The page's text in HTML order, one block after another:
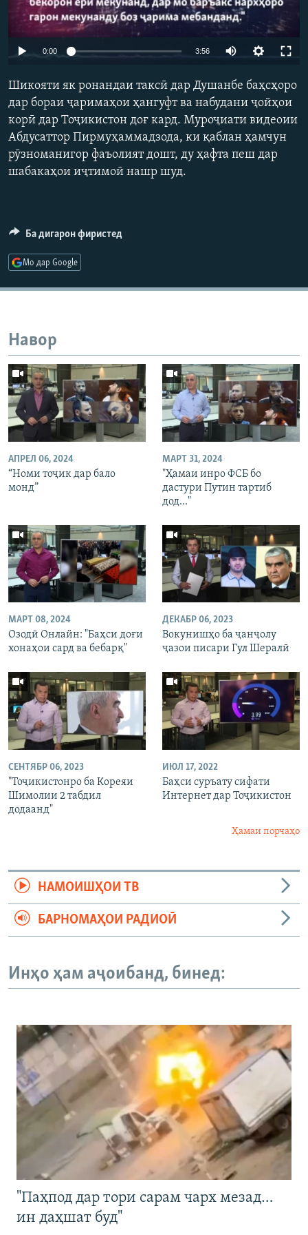
ГУЗОРИШҲОИ РАДИОӢ
Русский
Ҳамаи сомонаҳои RFE/RL
Auto 240p 360p
1080p
0:00 3:56
480p
720p
Шикояти як ронандаи таксӣ дар Душанбе баҳсҳоро
дар бораи ҷаримаҳои ҳангуфт ва набудани ҷойҳои
корӣ дар Тоҷикистон доғ кард. Муроҷиати видеоии
Абдусаттор Пирмуҳаммадзода, ки қаблан ҳамчун
рӯзноманигор фаъолият дошт, ду ҳафта пеш дар
шабакаҳои иҷтимоӣ нашр шуд.
Ба дигарон фиристед
Мо дар Google
Навор
АПРЕЛ 06, 2024
“Номи тоҷик дар бало
монд”
МАРТ 31, 2024
"Ҳамаи инро ФСБ бо
дастури Путин тартиб
дод..."
МАРТ 08, 2024
Озодӣ Онлайн: "Баҳси доғи
хонаҳои сард ва бебарқ"
ДЕКАБР 06, 2023
Вокунишҳо ба ҷанҷолу
ҷазои писари Гул Шералӣ
СЕНТЯБР 06, 2023
"Тоҷикистонро ба Кореяи
Шимолии 2 табдил
додаанд"
ИЮЛ 17, 2022
Баҳси суръату сифати
Интернет дар Тоҷикистон
Ҳамаи порчаҳо
НАМОИШҲОИ ТВ
БАРНОМАҲОИ РАДИОӢ
Инҳо ҳам аҷоибанд, бинед:
"Паҳпод дар тори сарам чарх мезад…
ин даҳшат буд"